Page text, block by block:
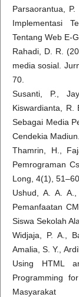
Parsaorantua,
Implementasi
Tentang Web E-
Rahadi, D. R.
media sosial.
70.
Susanti, P.,
Kiswardianta, R.
Sebagai Media
Cendekia
Thamrin, H.,
Pemrograman
Long, 4(1), 51–60.
Ushud, A. A.
Pemanfaatan
Siswa Sekolah
Widjaja, P. A.,
Amalia, S. Y.,
Using HTML
Programming